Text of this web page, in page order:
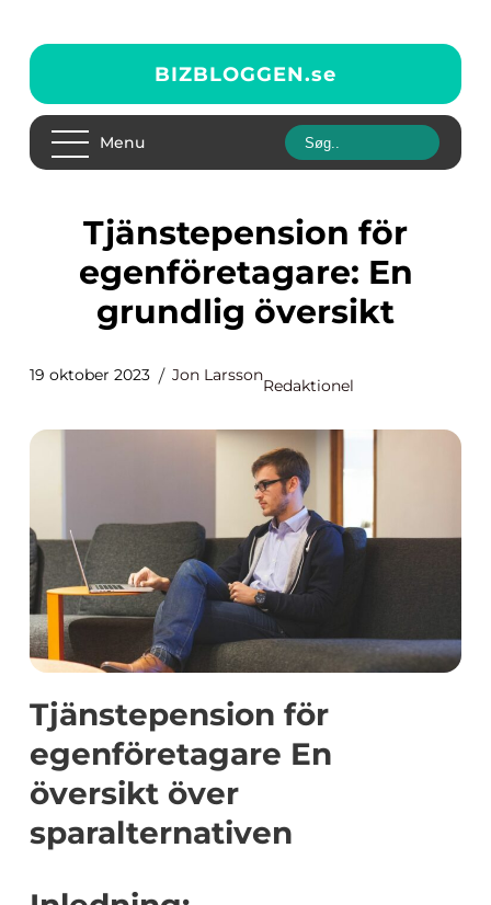
BIZBLOGGEN.se
Menu
Tjänstepension för
egenföretagare: En
grundlig översikt
19 oktober 2023 Jon Larsson
Redaktionel
Tjänstepension för
egenföretagare En
översikt över
sparalternativen